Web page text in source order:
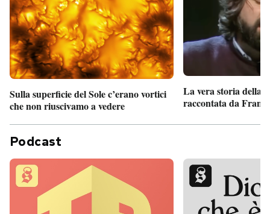
Sulla superficie del Sole c’erano vortici
che non riuscivamo a vedere
La vera storia della
raccontata da
Podcast